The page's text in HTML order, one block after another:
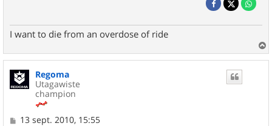
I want to die from an overdose of ride
a
u
Regoma
Utagawiste
champion
M13 sept. 2010, 15:55